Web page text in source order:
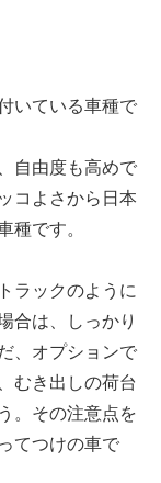
いている車種で
自由度も高めで
コよさから日本
種です。
ラックのように
合は、しっかり
、オプションで
むき出しの荷台
。その注意点を
てつけの車で